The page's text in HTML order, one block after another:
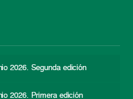
2026. Segunda edición
2026. Primera edición